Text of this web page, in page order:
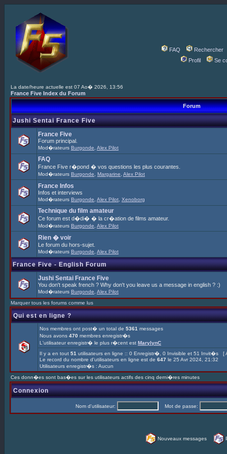
FAQ
Rechercher
Profil
Se
La date/heure actuelle est 07 Ao� 2026, 13:56
France Five Index du Forum
Forum
Jushi Sentai France Five
France Five
Forum principal.
Mod�rateurs Burgonde Alex Pilot
FAQ
France Five r�pond � vos questions les plus courantes.
Mod�rateurs Burgonde Margarine Alex Pilot
France Infos
Infos et interviews
Mod�rateurs Burgonde Alex Pilot Xenoborg
Technique du film amateur
Ce forum est d�di� � la cr�ation de films amateur.
Mod�rateurs Burgonde Alex Pilot
Rien � voir
Le forum du hors-sujet.
Mod�rateurs Burgonde Alex Pilot
France Five - English Forum
Jushi Sentai France Five
You don't speak french ? Why don't you leave us a message in english ? :)
Mod�rateurs Burgonde Alex Pilot
Marquer tous les forums comme lus
Qui est en ligne ?
Nos membres ont post� un total de 5361 messages
Nous avons 470 membres enregistr�s
L'utilisateur enregistr� le plus r�cent est MarylynC
Il y a en tout 51 utilisateurs en ligne :: 0 Enregistr�, 0 Invisible et 51 Invit�s [
Le record du nombre d'utilisateurs en ligne est de 647 le 25 Avr 2024, 21:32
Utilisateurs enregistr�s : Aucun
Ces donn�es sont bas�es sur les utilisateurs actifs des cinq derni�res minutes
Connexion
Nom d'utilisateur: Mot de passe:
Nouveaux messages